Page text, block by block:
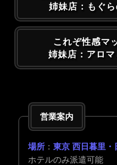
姉妹店：もぐ
これぞ性感マ
姉妹店：アロ
営業案内
場所 ： 東京 西日暮里・
ホテルのみ派遣可能